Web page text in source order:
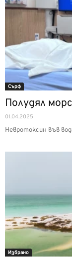
Сърф
Полудял
01.04.2025
Невротоксин във
Избрано